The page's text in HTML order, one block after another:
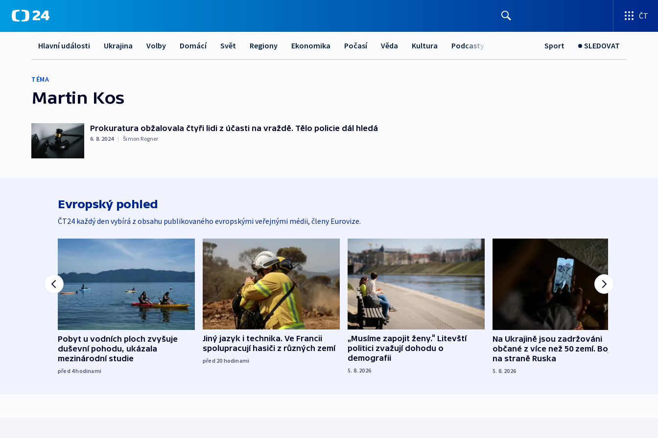
ČT
Hlavní události Ukrajina Volby Domácí Svět Regiony Ekonomika Počasí Věda Kultura Podcasty Sport SLEDOVAT
TÉMA
Martin Kos
Prokuratura obžalovala čtyři lidi z účasti na vraždě. Tělo policie dál hledá
6. 8. 2024 | Šimon Rogner
Evropský pohled
ČT24 každý den vybírá z obsahu publikovaného evropskými veřejnými médii, členy Eurovize.
Pobyt u vodních ploch zvyšuje
duševní pohodu, ukázala
mezinárodní studie
před 4hodinami
Jiný jazyk i technika. Ve Francii
spolupracují hasiči z různých zemí
před 20 hodinami
„Musíme zapojit ženy.“ Litevští
politici zvažují dohodu o
demografii
5. 8. 2026
Na Ukrajině jsou zadržováni
občané z více než 50 zemí. Bojovali
na straně Ruska
5. 8. 2026